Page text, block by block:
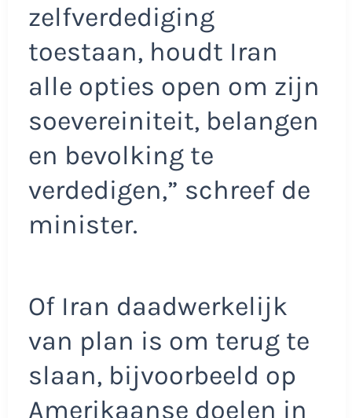
zelfverdediging
toestaan, houdt Iran
alle opties open om zijn
soevereiniteit, belangen
en bevolking te
verdedigen,” schreef de
minister.
Of Iran daadwerkelijk
van plan is om terug te
slaan, bijvoorbeeld op
Amerikaanse doelen in